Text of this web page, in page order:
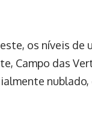
os níveis
Campo das